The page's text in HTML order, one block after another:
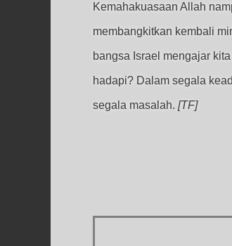
Kemahakuasaan Allah
membangkitkan kembali
bangsa Israel mengajar
hadapi? Dalam segala
segala masalah. [TF]